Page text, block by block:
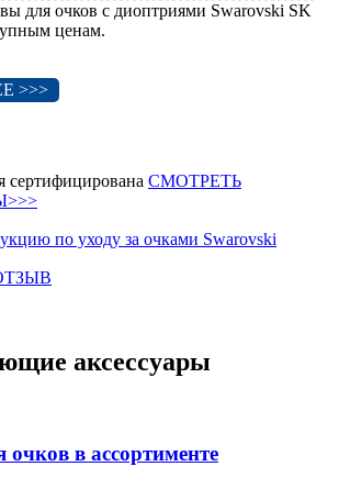
для очков с диоптриями Swarovski SK
ценам.
>>>
сертифицирована СМОТРЕТЬ
по уходу за очками Swarovski
аксессуары
очков в ассортименте